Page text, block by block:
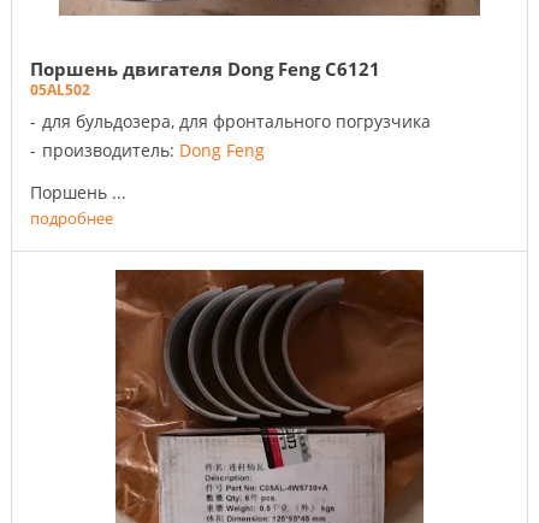
Поршень двигателя Dong Feng C6121
05AL502
для бульдозера, для фронтального погрузчика
производитель: Dong Feng
Поршень ...
подробнее